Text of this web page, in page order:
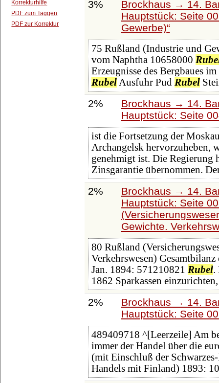
Korrekturhilfe
PDF zum Taggen
PDF zur Korrektur
3%
Brockhaus → 14.
Hauptstück: Seite
Gewerbe)
75 Rußland (Industrie und
vom Naphtha 10658000
Erzeugnisse des Bergbaues
RubelAusfuhr Pud Rubel
2%
Brockhaus → 14.
Hauptstück: Seite
ist die Fortsetzung der
Archangelsk hervorzuheben,
genehmigt ist. Die
Zinsgarantie übernommen.
2%
Brockhaus → 14.
Hauptstück: Seite
Gewichte.
80 Rußland
Verkehrswesen)
Jan. 1894: 571210821 Rubel.
1862 Sparkassen
2%
Brockhaus → 14.
Hauptstück: Seite
489409718 ^[Leerzeile] Am
immer der Handel über die
(mit Einschluß der
Handels mit Finland) 1893: